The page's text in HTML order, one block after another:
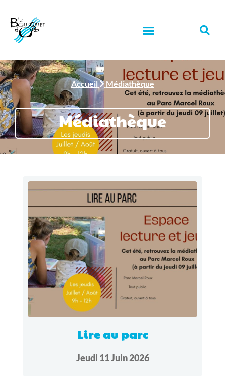
Accueil Médiathèque
Médiathèque
Lire au parc
Jeudi 11 Juin 2026